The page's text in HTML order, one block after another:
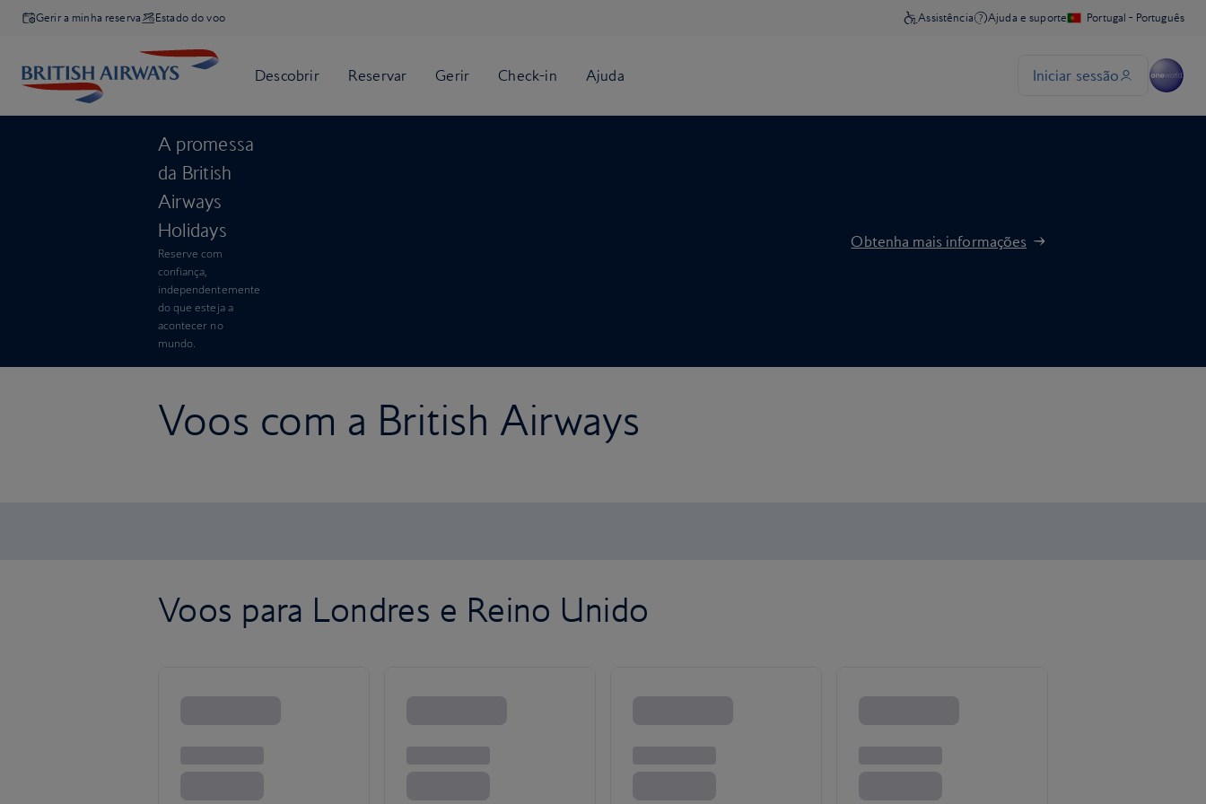
Gerir a minha reserva Estado do voo
A promessa
da British
Airways
Holidays
Reserve com
confiança,
independentemente
do que esteja a
acontecer no
mundo.
Obtenha mais informações
Voos com a British Airways
Voos para Londres e Reino Unido